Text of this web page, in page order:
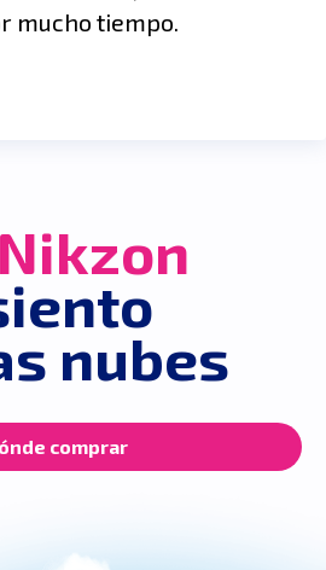
mucho tiempo.
Nikzon
nubes
comprar